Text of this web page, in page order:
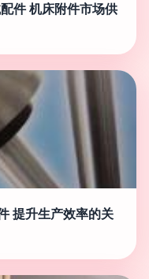
件 机床附件市场供
提升生产效率的关